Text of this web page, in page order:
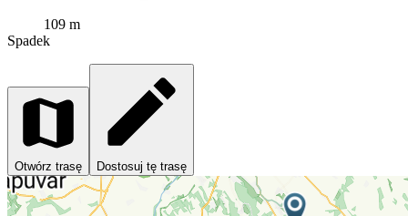
109 m
Spadek
Otwórz trasę Dostosuj tę trasę